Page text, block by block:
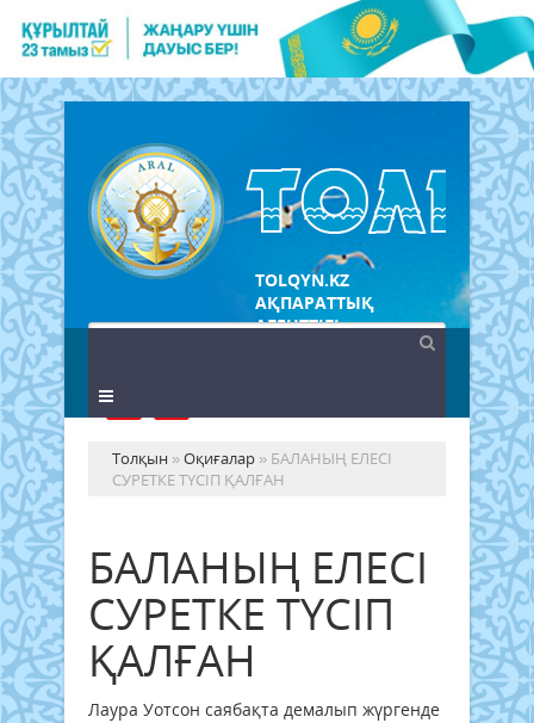
TOLQYN.KZ
АҚПАРАТТЫҚ
АГЕНТТІГІ
Толқын »Оқиғалар » БАЛАНЫҢ ЕЛЕСІ
СУРЕТКЕ ТҮСІП ҚАЛҒАН
БАЛАНЫҢ ЕЛЕСІ
СУРЕТКЕ ТҮСІП
ҚАЛҒАН
Лаура Уотсон саябақта демалып жүргенде